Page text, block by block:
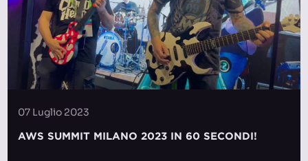
07 Luglio 2023
AWS SUMMIT MILANO 2023 IN 60 SECONDI!